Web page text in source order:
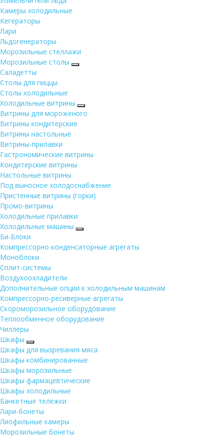
Камеры холодильные
Кегераторы
Лари
Льдогенераторы
Морозильные стеллажи
Морозильные столы
Саладетты
Столы для пиццы
Столы холодильные
Холодильные витрины
Витрины для мороженого
Витрины кондитерские
Витрины настольные
Витрины-прилавки
Гастрономические витрины
Кондитерские витрины
Настольные витрины
Под выносное холодоснабжение
Пристенные витрины (горки)
Промо-витрины
Холодильные прилавки
Холодильные машины
Би-Блоки
Компрессорно-конденсаторные агрегаты
Моноблоки
Сплит-системы
Воздухоохладители
Дополнительные опции к холодильным машинам
Компрессорно-ресиверные агрегаты
Скороморозильное оборудование
Теплообменное оборудование
Чиллеры
Шкафы
Шкафы для вызревания мяса
Шкафы комбинированные
Шкафы морозильные
Шкафы фармацевтические
Шкафы холодильные
Банкетные тележки
Лари-бонеты
Лиофильные камеры
Морозильные бонеты